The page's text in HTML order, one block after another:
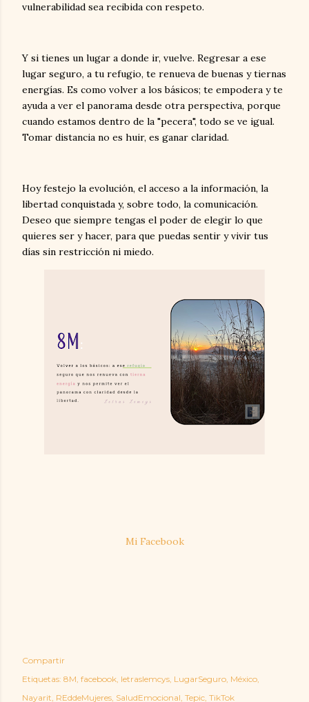
vulnerabilidad sea recibida con respeto.
Y si tienes un lugar a donde ir, vuelve. Regresar a ese
lugar seguro, a tu refugio, te renueva de buenas y tiernas
energías. Es como volver a los básicos; te empodera y te
ayuda a ver el panorama desde otra perspectiva, porque
cuando estamos dentro de la "pecera", todo se ve igual.
Tomar distancia no es huir, es ganar claridad.
Hoy festejo la evolución, el acceso a la información, la
libertad conquistada y, sobre todo, la comunicación.
Deseo que siempre tengas el poder de elegir lo que
quieres ser y hacer, para que puedas sentir y vivir tus
días sin restricción ni miedo.
Mi Facebook
Compartir
Etiquetas: 8M facebook letraslemcys LugarSeguro México
Nayarit REddeMujeres SaludEmocional Tepic TikTok